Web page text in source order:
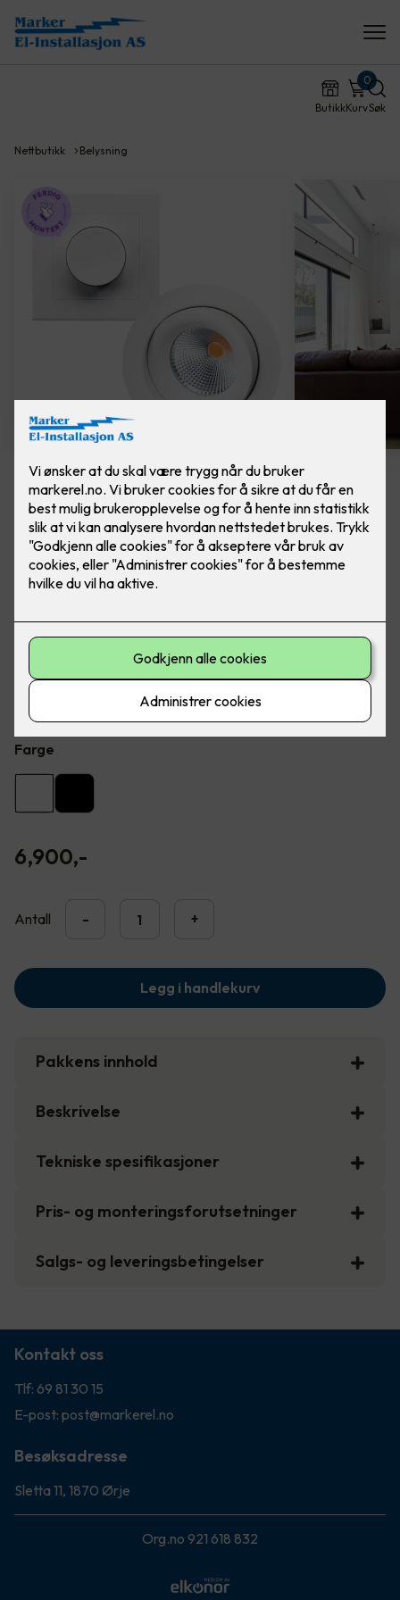
ButikkKurv
0
Søk
Nettbutikk Belysning
6 stk hvite LED downlights
rehab inkl. LED dimmer
Ferdig montert - Junistar ECO 2700 m/ LED
Flott LED downlight med 42 graders spredning og 30
graders vipp i to retninger til innendørs bruke, inkl. LED
Farge
6,900,-
Antall - +
Legg i handlekurv
Pakkens innhold
Beskrivelse
Tekniske spesifikasjoner
Pris- og monteringsforutsetninger
Salgs- og leveringsbetingelser
Kontakt oss
Tlf: 69 81 30 15
E-post: post@markerel.no
Besøksadresse
Sletta 11, 1870 Ørje
Org.no 921 618 832